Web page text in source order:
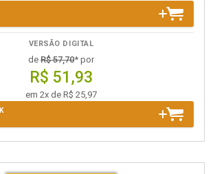
VERSÃO DIGITAL
de R$ 57,70* por
R$ 51,93
em 2x de R$ 25,97